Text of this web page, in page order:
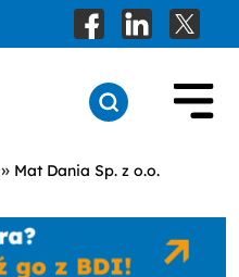
» Mat Dania Sp. z o.o.